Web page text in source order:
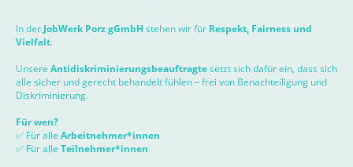
In der JobWerk Porz gGmbH stehen wir für Respekt, Fairness und
Vielfalt.
Unsere Antidiskriminierungsbeauftragtesetzt sich dafür ein, dass sich
alle sicher und gerecht behandelt fühlen – frei von Benachteiligung und
Diskriminierung.
Für wen?
✅ Für alle Arbeitnehmer*innen
✅ Für alle Teilnehmer*innen